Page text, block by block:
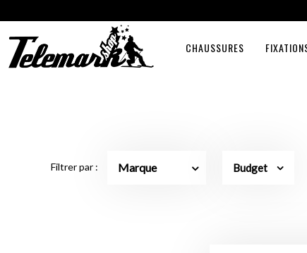
CHAUSSURES
Filtrer par : Marque Budget